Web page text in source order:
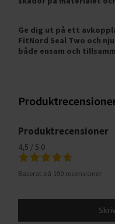
Ge dig ut på ett
FitNord Seal Two och
både ensam och
Produktrecensioner
4,5 / 5.0
Baserat på 190 recensioner